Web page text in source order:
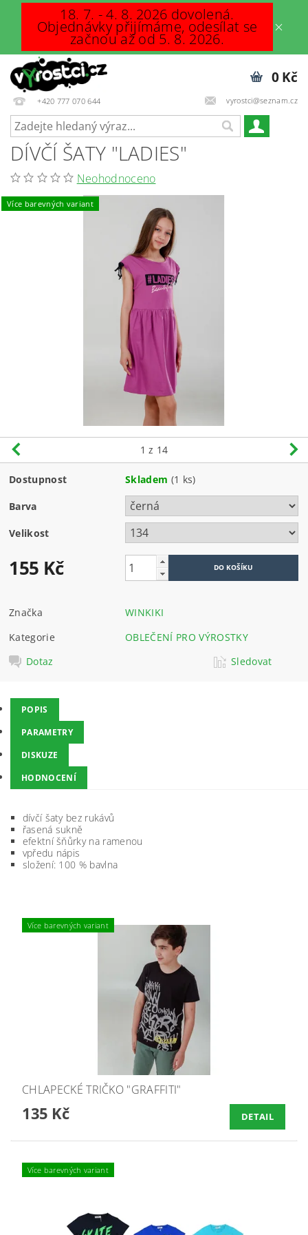
18. 7. - 4. 8. 2026 dovolená.
Objednávky přijímáme, odesílat se
začnou až od 5. 8. 2026.
+420 777 070 644 vyrostci@seznam.cz
0 Kč
DÍVČÍ ŠATY "LADIES"
Neohodnoceno
Více barevných variant
1 z 14
Dostupnost Skladem (1 ks)
Barva
Velikost
155 Kč
Značka
WINKIKI
Kategorie
OBLEČENÍ PRO VÝROSTKY
Dotaz
Sledovat
POPIS
PARAMETRY
DISKUZE
HODNOCENÍ
dívčí šaty bez rukávů
řasená sukně
efektní šňůrky na ramenou
vpředu nápis
složení: 100 % bavlna
Více barevných variant
CHLAPECKÉ TRIČKO "GRAFFITI"
135 Kč DETAIL
Více barevných variant